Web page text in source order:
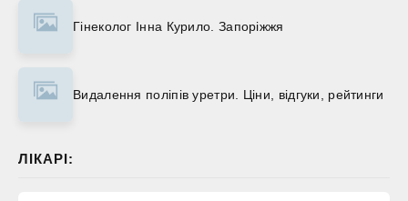
Гінеколог Інна Курило. Запоріжжя
Видалення поліпів уретри. Ціни, відгуки, рейтинги
ЛІКАРІ: